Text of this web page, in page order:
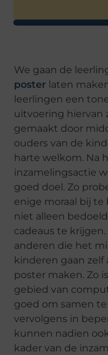
We gaan de
poster laten
leerlingen een
uitvoering hiervan
gemaakt door
ouders van de
harte welkom. Na
inzamelingsactie
goed doel. Zo
enige moraal bij te
niet alleen
cadeaus te
anderen die het
kinderen gaan
poster maken. Zo
gebied van
goed om samen
vervolgens in
kunnen nadien
kader van de